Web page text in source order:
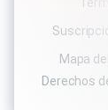
Mapa
Derechos